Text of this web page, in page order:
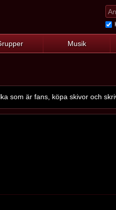
Musik
som är fans, köpa skivor och